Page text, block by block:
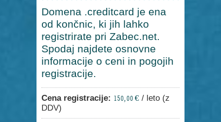
Domena .creditcard je ena
od končnic, ki jih lahko
registrirate pri Zabec.net.
Spodaj najdete osnovne
informacije o ceni in pogojih
registracije.
Cena registracije: 150,00 € / leto (z
DDV)